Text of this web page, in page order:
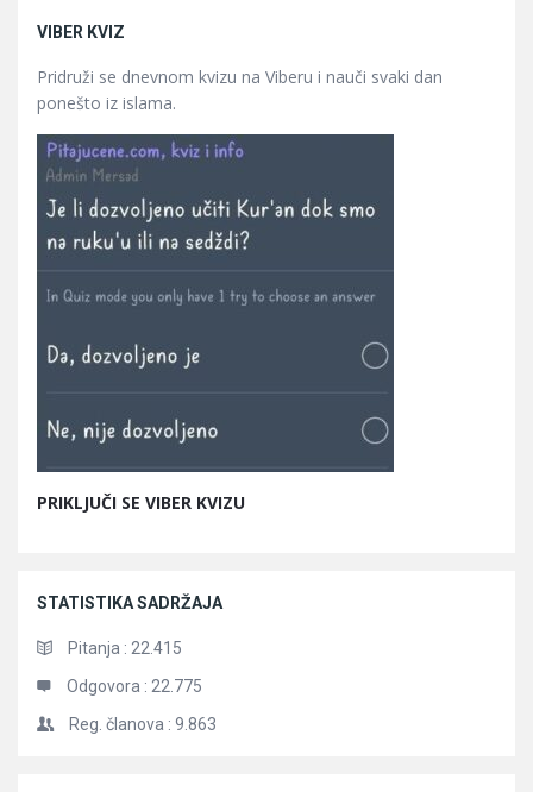
VIBER KVIZ
Pridruži se dnevnom kvizu na Viberu i nauči svaki dan
ponešto iz islama.
PRIKLJUČI SE VIBER KVIZU
STATISTIKA SADRŽAJA
Pitanja : 22.415
Odgovora : 22.775
Reg. članova : 9.863